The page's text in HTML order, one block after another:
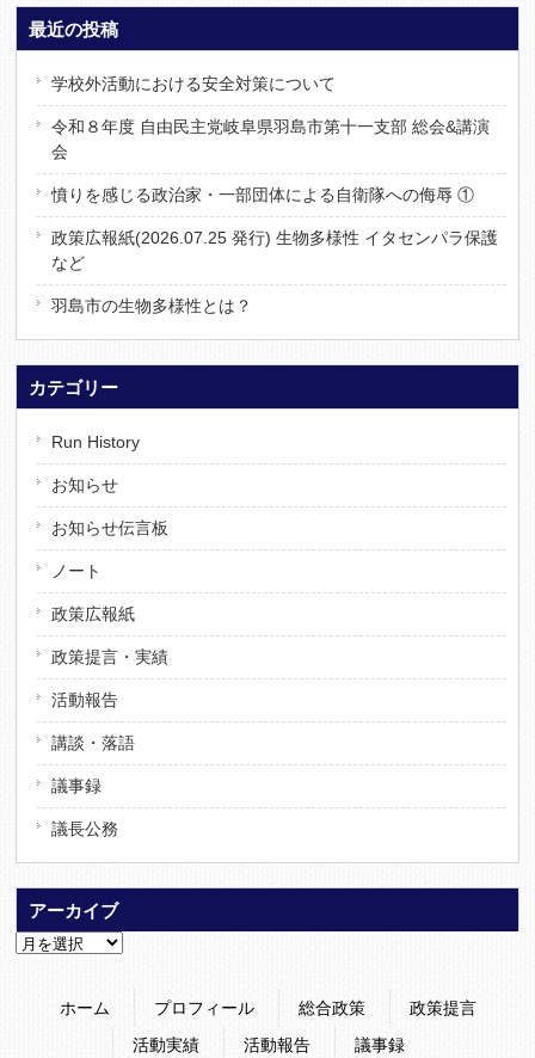
最近の投稿
学校外活動における安全対策について
令和８年度 自由民主党岐阜県羽島市第十一支部 総会&講演
会
憤りを感じる政治家・一部団体による自衛隊への侮辱 ①
政策広報紙(2026.07.25 発行) 生物多様性 イタセンパラ保護
など
羽島市の生物多様性とは？
カテゴリー
Run History
お知らせ
お知らせ伝言板
ノート
政策広報紙
政策提言・実績
活動報告
講談・落語
議事録
議長公務
アーカイブ
ア
ホーム プロフィール 総合政策
政策提言
活動実績
活動報告 議事録